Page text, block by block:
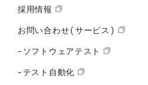
採用情報
お問い合わせ(サービス)
-ソフトウェアテスト
-テスト自動化